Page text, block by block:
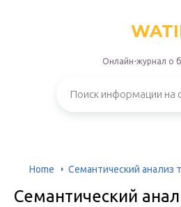
Онлайн-журнал о
Home Семантический анализ
Семантический